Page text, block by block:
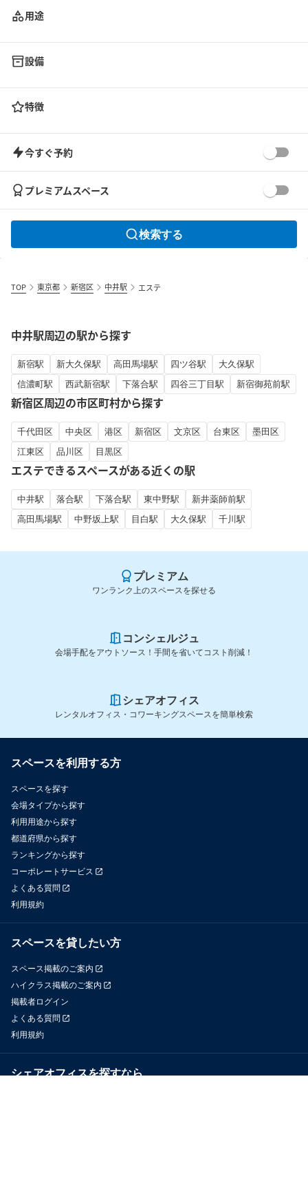
用途
設備
特徴
今すぐ予約
プレミアムスペース
検索する
TOP 東京都 新宿区 中井駅 エステ
中井駅周辺の駅から探す
新宿駅 新大久保駅 高田馬場駅 四ツ谷駅
大久保駅
信濃町駅
西武新宿駅 下落合駅 四谷三丁目駅 新宿御苑前駅
新宿区周辺の市区町村から探す
千代田区 中央区 港区 新宿区 文京区 台東区
墨田区
江東区
品川区 目黒区
エステできるスペースがある近くの駅
中井駅 落合駅 下落合駅 東中野駅
新井薬師前駅
高田馬場駅
中野坂上駅 目白駅 大久保駅 千川駅
プレミアム
ワンランク上のスペースを探せる
コンシェルジュ
会場手配をアウトソース！手間を省いてコスト削減！
シェアオフィス
レンタルオフィス・コワーキングスペースを簡単検索
スペースを利用する方
スペースを探す
会場タイプから探す
利用用途から探す
都道府県から探す
ランキングから探す
コーポレートサービス
よくある質問
利用規約
スペースを貸したい方
スペース掲載のご案内
ハイクラス掲載のご案内
掲載者ログイン
よくある質問
利用規約
シェアオフィスを探すなら